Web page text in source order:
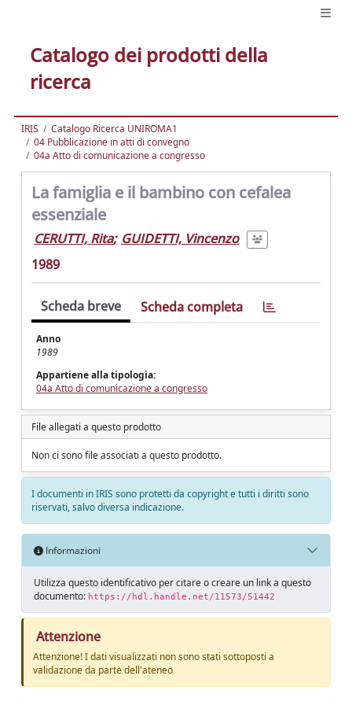
Catalogo dei prodotti della
ricerca
IRIS
Catalogo Ricerca UNIROMA1
04 Pubblicazione in atti di convegno
04a Atto di comunicazione a congresso
La famiglia e il bambino con cefalea
essenziale
CERUTTI, Rita; GUIDETTI, Vincenzo
1989
Scheda breve Scheda completa
Anno
1989
Appartiene alla tipologia:
04a Atto di comunicazione a congresso
File allegati a questo prodotto
Non ci sono file associati a questo prodotto.
I documenti in IRIS sono protetti da copyright e tutti i diritti sono
riservati, salvo diversa indicazione.
Informazioni
Utilizza questo identificativo per citare o creare un link a questo
documento: https://hdl.handle.net/11573/51442
Attenzione
Attenzione! I dati visualizzati non sono stati sottoposti a
validazione da parte dell'ateneo